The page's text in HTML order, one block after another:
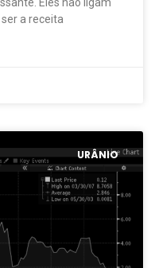
a receita
URÂNIO